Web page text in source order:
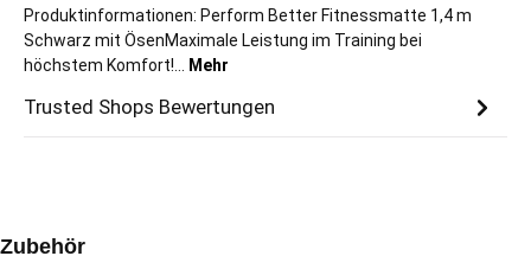
Produktinformationen: Perform Better Fitnessmatte 1,4 m
Schwarz mit ÖsenMaximale Leistung im Training bei
höchstem Komfort!…
Mehr
Trusted Shops Bewertungen
Produktgalerie überspringen
Zubehör